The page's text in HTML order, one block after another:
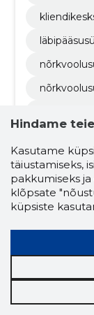
Seotud
Hindame
Kasutame
täiustamiseks,
pakkumiseks
klõpsate
küpsiste